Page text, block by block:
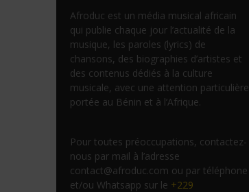
Afroduc est un média musical africain
qui publie chaque jour l’actualité de la
musique, les paroles (lyrics) de
chansons, des biographies d’artistes et
des contenus dédiés à la culture
musicale, avec une attention particulière
portée au Bénin et à l’Afrique.
Pour toutes préoccupations, contactez-
nous par mail à l’adresse
contact@afroduc.com ou par téléphone
et/ou Whatsapp sur le +229